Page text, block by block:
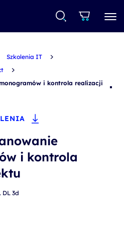
Szkolenia IT
i kontrola realizacji
i kontrola
DL 3d